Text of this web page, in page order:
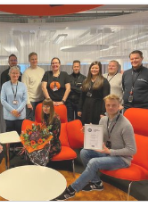
Eichrecht is a
law that requires
involved in the
of energy
trustworthy and
The aim of Eichrecht
consumers.